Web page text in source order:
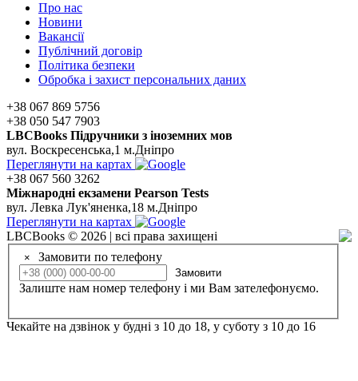
Про нас
Новини
Вакансії
Публічний договір
Політика безпеки
Обробка і захист персональних даних
+38 067 869 5756
+38 050 547 7903
LBCBooks Підручники з іноземних мов
вул. Воскресенська,1 м.Дніпро
Переглянути на картах
+38 067 560 3262
Мiжнароднi екзамени Pearson Tests
вул. Левка Лук'яненка,18 м.Дніпро
Переглянути на картах
LBCBooks © 2026 | всі права захищені
× Замовити по телефону
Замовити
Залиште нам номер телефону і ми Вам зателефонуємо.
Чекайте на дзвінок у будні з 10 до 18, у суботу з 10 до 16